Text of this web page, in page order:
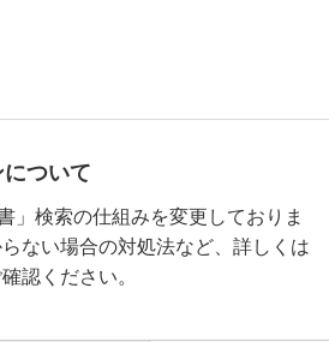
ついて
」検索の仕組みを変更しておりま
ない場合の対処法など、詳しくは
認ください。